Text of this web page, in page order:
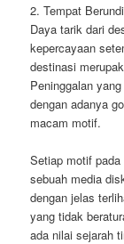
2. Tempat
Daya tarik dari
kepercayaan
destinasi
Peninggalan
dengan adanya
macam motif.
Setiap motif
sebuah media
dengan jelas
yang tidak
ada nilai sejarah